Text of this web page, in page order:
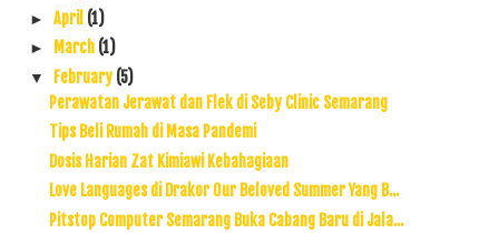
► April (1)
► March (1)
▼ February (5)
Perawatan Jerawat dan Flek di Seby Clinic Semarang
Tips Beli Rumah di Masa Pandemi
Dosis Harian Zat Kimiawi Kebahagiaan
Love Languages di Drakor Our Beloved Summer Yang B...
Pitstop Computer Semarang Buka Cabang Baru di Jala...